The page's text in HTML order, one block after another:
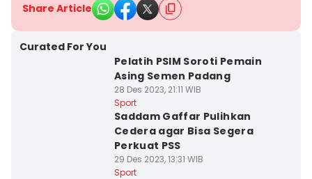
Share Article
Curated For You
Pelatih PSIM Soroti Pemain
Asing Semen Padang
28 Des 2023, 21:11 WIB
Sport
Saddam Gaffar Pulihkan
Cedera agar Bisa Segera
Perkuat PSS
29 Des 2023, 13:31 WIB
Sport